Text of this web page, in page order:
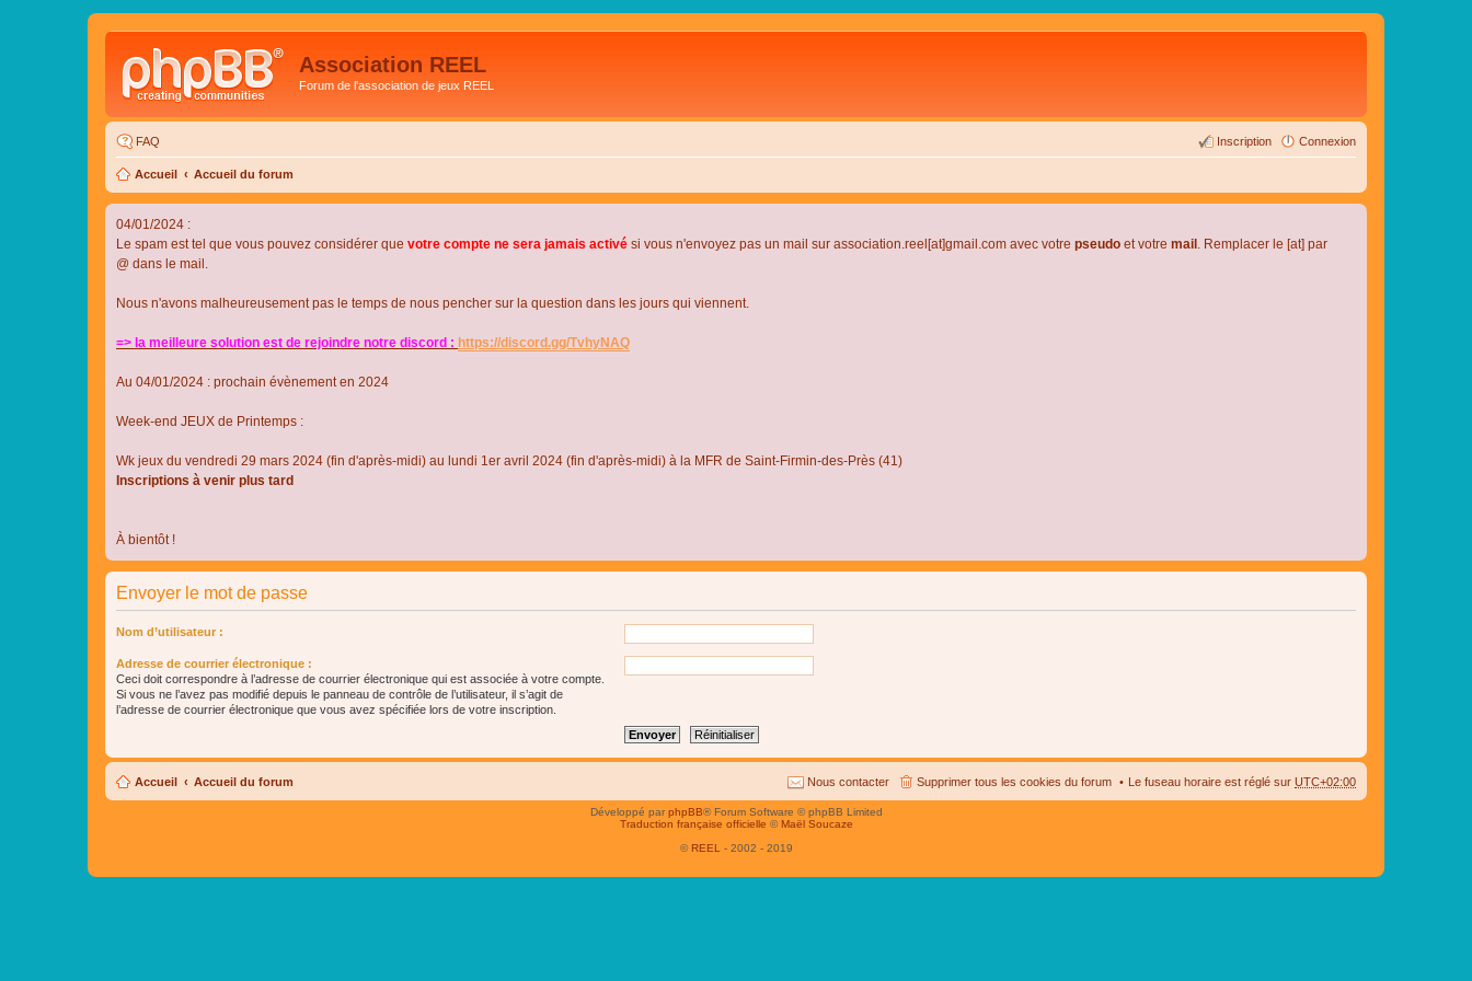
Association REEL
Forum de l'association de jeux REEL
FAQ Connexion
Inscription
Accueil Accueil du forum
04/01/2024 :
Le spam est tel que vous pouvez considérer que votre compte ne sera jamais activé si vous n'envoyez pas un mail sur association.reel[at]gmail.com avec votre pseudo et votre mail . Remplacer le [at] par
@ dans le mail.
Nous n'avons malheureusement pas le temps de nous pencher sur la question dans les jours qui viennent.
=> la meilleure solution est de rejoindre notre discord : https://discord.gg/TvhyNAQ
Au 04/01/2024 : prochain évènement en 2024
Week-end JEUX de Printemps :
Wk jeux du vendredi 29 mars 2024 (fin d'après-midi) au lundi 1er avril 2024 (fin d'après-midi) à la MFR de Saint-Firmin-des-Près (41)
Inscriptions à venir plus tard
À bientôt !
Envoyer le mot de passe
Nom d’utilisateur :
Adresse de courrier électronique :
Ceci doit correspondre à l’adresse de courrier électronique qui est associée à votre compte.
Si vous ne l’avez pas modifié depuis le panneau de contrôle de l’utilisateur, il s’agit de
l’adresse de courrier électronique que vous avez spécifiée lors de votre inscription.
Accueil Accueil du forum Le fuseau horaire est réglé sur UTC+02:00
Supprimer tous les cookies du forum
Nous contacter
Développé parphpBB® Forum Software © phpBB Limited
Traduction française officielle © Maël Soucaze
© REEL - 2002 - 2019